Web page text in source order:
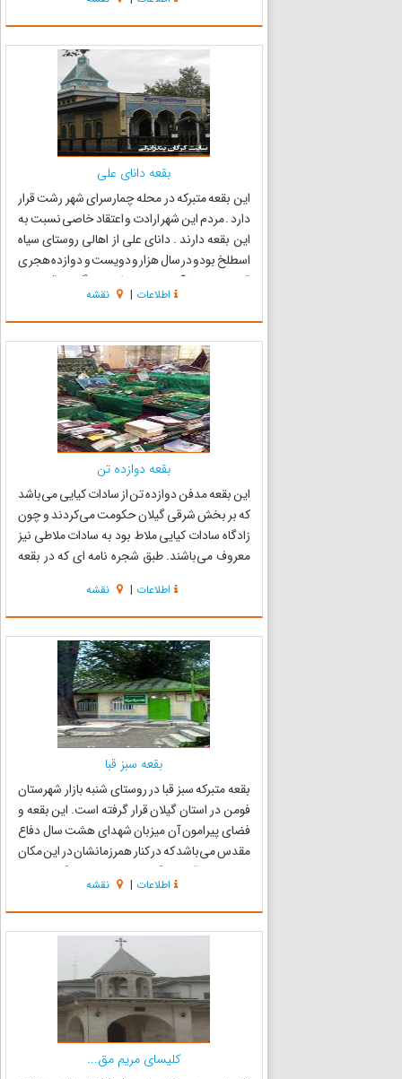
فصل امام موسى کاظم علیه السلام در آن آرمیده
است ، همه ر...
بقعه دانای علی
این بقعه متبرکه در محله چمارسرای شهر رشت قرار
دارد . مردم این شهر ارادت و اعتقاد خاصی نسبت به
این بقعه دارند . دانای علی از اهالی روستای سیاه
اسطلخ بودو در سال هزار و دویست و دوازده هجری
قمری به دنیا آمدند. به روایت بزرگان و قدیمیان
فردی پرهیزکار بود که از قابلیت هایی فرادنیایی
همچون ...
اطلاعات | نقشه
بقعه دوازده تن
این بقعه مدفن دوازده تن از سادات کیایی می‌باشد
که بر بخش شرقی گیلان حکومت می‌کردند و چون
زادگاه سادات کیایی ملاط بود به سادات ملاطی نیز
معروف می‌باشند. طبق شجره نامه ای که در بقعه
سید محمد، پسران امام سجاد(ع)، سید یوسف،
سید یونس، سید حسن، س...
اطلاعات | نقشه
بقعه سبز قبا
بقعه متبرکه سبز قبا در روستای شنبه بازار شهرستان
فومن در استان گیلان قرار گرفته است. این بقعه و
فضای پیرامون آن میزبان شهدای هشت سال دفاع
مقدس می‌باشد که در کنار همرزمانشان در این مکان
خاک را در آغوش گرفته اند. وجود بارگاه مقدس
شهید سید جواد موسوی در محوطه بقعه متبرکه سبز
قبا سبب شده ...
اطلاعات | نقشه
کلیسای مریم مق...